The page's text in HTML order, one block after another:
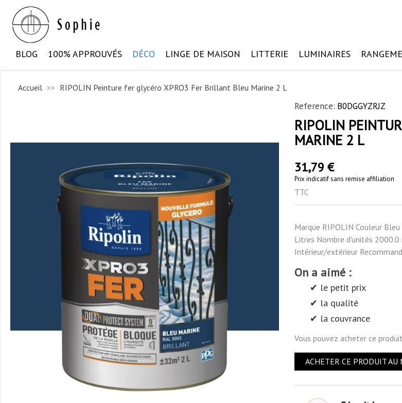
BLOG 100% APPROUVÉS DÉCO LINGE DE MAISON LITTERIE LUMINAIRES
Accueil RIPOLIN Peinture fer glycéro XPRO3 Fer Brillant Bleu Marine 2 L
Reference: B0DGGYZRJZ
RIPOLIN
MARINE 2 L
31,79 €
Prix indicatif sans remise affiliation
TTC
Marque RIPOLIN Couleur
Litres Nombre d'unités
Intérieur/extérieur
On a aimé :
✔ le petit prix
✔ la qualité
✔ la couvrance
Vous pouvez acheter ce
ACHETER CE PRODUIT